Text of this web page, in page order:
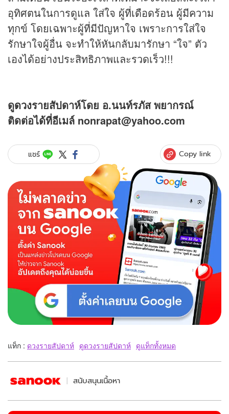
อุทิศตนในการดูแล ใส่ใจ ผู้ที่เดือดร้อน ผู้มีความ
ทุกข์ โดยเฉพาะผู้ที่มีปัญหาใจ เพราะการใส่ใจ
รักษาใจผู้อื่น จะทำให้หันกลับมารักษา “ใจ” ตัว
เองได้อย่างประสิทธิภาพและรวดเร็ว!!!
ดูดวงรายสัปดาห์โดย อ.นนท์รภัส พยากรณ์
ติดต่อได้ที่อีเมล์ nonrapat@yahoo.com
แชร์ Copy link
แท็ก : ดวงรายสัปดาห์ ดูดวงรายสัปดาห์ ดูแท็กทั้งหมด
สนับสนุนเนื้อหา